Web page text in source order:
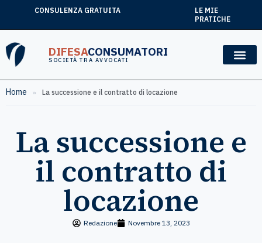
CONSULENZA GRATUITA
LE MIE
PRATICHE
DIFESACONSUMATORI
SOCIETÀ TRA AVVOCATI
Home » La successione e il contratto di locazione
La successione e
il contratto di
locazione
Redazione Novembre 13, 2023